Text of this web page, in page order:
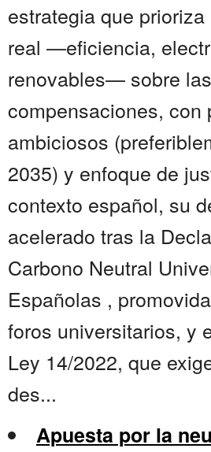
estrategia que
real —eficiencia,
renovables— sobre las
compensaciones, con
ambiciosos
2035) y enfoque de
contexto español, su
acelerado tras la
Carbono Neutral
Españolas ,
foros universitarios, y
Ley 14/2022, que
des...
Apuesta por la